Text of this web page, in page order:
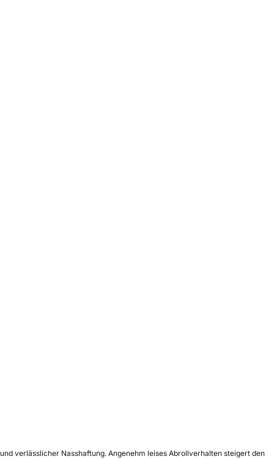
verlässlicher Nasshaftung. Angenehm leises Abrollverhalten steigert den